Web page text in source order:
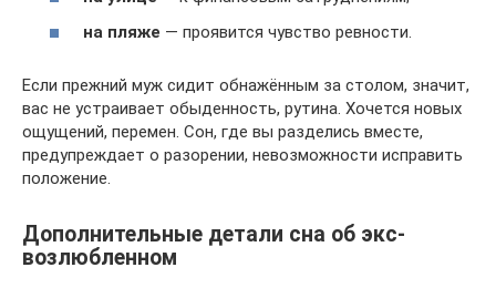
на пляже — проявится чувство ревности.
Если прежний муж сидит обнажённым за столом, значит,
вас не устраивает обыденность, рутина. Хочется новых
ощущений, перемен. Сон, где вы разделись вместе,
предупреждает о разорении, невозможности исправить
положение.
Дополнительные детали сна об экс-
возлюбленном